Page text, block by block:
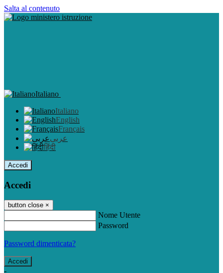
Salta al contenuto
Italiano
Italiano
English
Français
عربى
हिंदी
Accedi
Accedi
button close ×
Nome Utente
Password
Password dimenticata?
-